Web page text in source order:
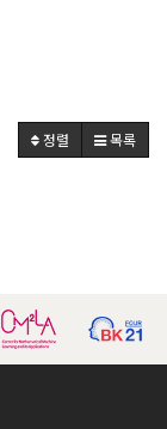
정렬 목록